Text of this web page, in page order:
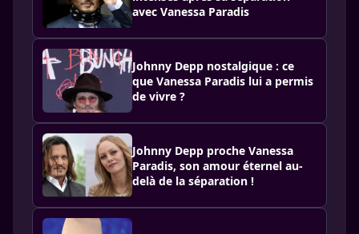
avec Vanessa Paradis
Johnny Depp nostalgique : ce
que Vanessa Paradis lui a permis
de vivre ?
Johnny Depp proche Vanessa
Paradis, son amour éternel au-
delà de la séparation !